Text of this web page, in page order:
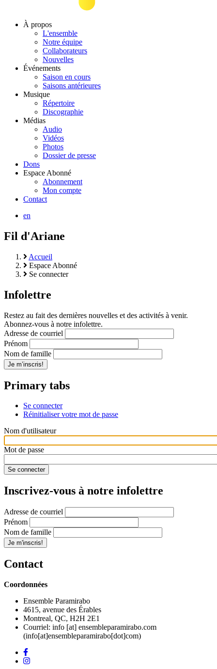
À propos
L'ensemble
Notre équipe
Collaborateurs
Nouvelles
Événements
Saison en cours
Saisons antérieures
Musique
Répertoire
Discographie
Médias
Audio
Vidéos
Photos
Dossier de presse
Dons
Espace Abonné
Abonnement
Mon compte
Contact
en
Fil d'Ariane
Accueil
Espace Abonné
Se connecter
Infolettre
Restez au fait des dernières nouvelles et des activités à venir.
Abonnez-vous à notre infolettre.
Adresse de courriel
Prénom
Nom de famille
Primary tabs
Se connecter
Réinitialiser votre mot de passe
Nom d'utilisateur
Mot de passe
Inscrivez-vous à notre infolettre
Adresse de courriel
Prénom
Nom de famille
Contact
Coordonnées
Ensemble Paramirabo
4615, avenue des Érables
Montreal, QC, H2H 2E1
Courriel: info [at] ensembleparamirabo.com
(info[at]ensembleparamirabo[dot]com)